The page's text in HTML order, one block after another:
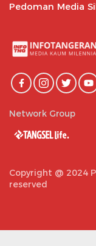
Pedoman Media
Network Group
Copyright @ 2024
reserved